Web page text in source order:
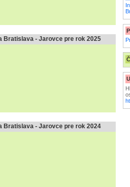
Bratislava - Jarovce pre rok 2025
Bratislava - Jarovce pre rok 2024